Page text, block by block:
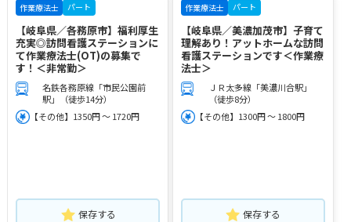
作業療法士 パート
【岐阜県／各務原市】福利厚生
充実◎訪問看護ステーションに
て作業療法士(OT)の募集で
す！＜非常勤＞
名鉄各務原線「市民公園前
駅」（徒歩14分）
【その他】1350円 ～ 1720円
保存する
作業療法士 パート
【岐阜県／美濃加茂市】子育て
理解あり！アットホームな訪問
看護ステーションです＜作業療
法士＞
ＪＲ太多線「美濃川合駅」
（徒歩8分）
【その他】1300円 ～ 1800円
保存する